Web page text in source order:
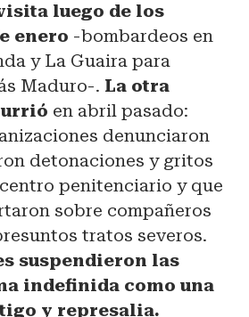
luego de los
enero -bombardeos en
y La Guaira para
Maduro-. La otra
en abril pasado:
denunciaron
detonaciones y gritos
penitenciario y que
sobre compañeros
tratos severos.
suspendieron las
indefinida como una
y represalia.